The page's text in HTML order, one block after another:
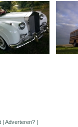
| Adverteren? |